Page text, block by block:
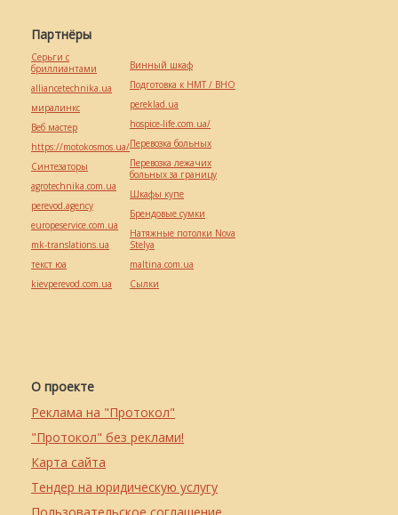
О проекте
Реклама на "Протокол"
"Протокол" без реклами!
Карта сайта
Тендер на юридическую услугу
Партнёры
Серьги с
бриллиантами
alliancetechnika.ua
миралинкс
Веб мастер
https://motokosmos.ua/
Синтезаторы
agrotechnika.com.ua
perevod.agency
europeservice.com.ua
mk-translations.ua
текст юа
kievperevod.com.ua
Винный шкаф
Подготовка к НМТ / ВНО
pereklad.ua
hospice-life.com.ua/
Перевозка больных
Перевозка лежачих
больных за границу
Шкафы купе
Брендовые сумки
Натяжные потолки Nova
Stelya
maltina.com.ua
Cылки